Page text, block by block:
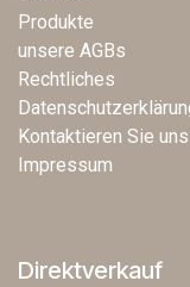
Produkte
unsere AGBs
Rechtliches
Kontaktieren Sie uns
Impressum
Direktverkauf